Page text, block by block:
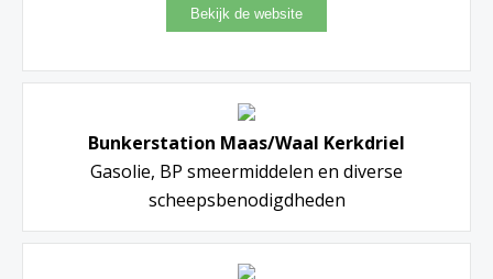
Bunkerstation Maas/Waal Kerkdriel
Gasolie, BP smeermiddelen en diverse
scheepsbenodigdheden